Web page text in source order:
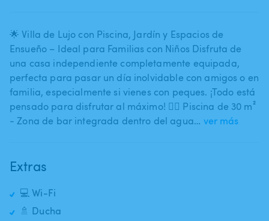
🌟 Villa de Lujo con Piscina​,​ Jardín y Espacios de
Ensueño – Ideal para Familias con Niños Disfruta de
una casa independiente completamente equipada​,​
perfecta para pasar un día inolvidable con amigos o en
familia​,​ especialmente si vienes con peques. ¡Todo está
pensado para disfrutar al máximo! 🏊‍♀️ Piscina de 30 m²
- Zona de bar integrada dentro del agua… ver más
Extras
💻 Wi-Fi
🚿 Ducha